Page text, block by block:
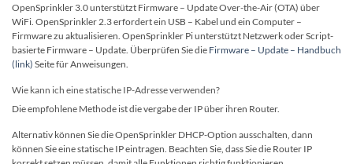
OpenSprinkler 3.0 unterstützt Firmware – Update Over-the-Air (OTA) über
WiFi. OpenSprinkler 2.3 erfordert ein USB – Kabel und ein Computer –
Firmware zu aktualisieren. OpenSprinkler Pi unterstützt Netzwerk oder Script-
basierte Firmware – Update. Überprüfen Sie die Firmware – Update – Handbuch
(link) Seite für Anweisungen.
Wie kann ich eine statische IP-Adresse verwenden?
Die empfohlene Methode ist die vergabe der IP über ihren Router.
Alternativ können Sie die OpenSprinkler DHCP-Option ausschalten, dann
können Sie eine statische IP eintragen. Beachten Sie, dass Sie die Router IP